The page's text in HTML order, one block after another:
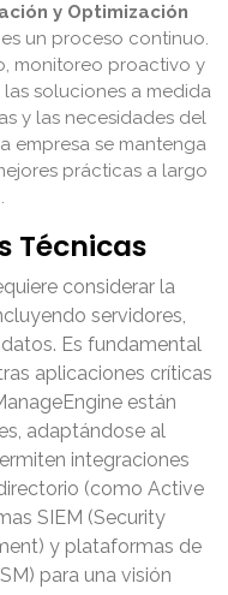
y Optimización
un proceso continuo.
monitoreo proactivo y
soluciones a medida
y las necesidades del
empresa se mantenga
prácticas a largo
Técnicas
considerar la
servidores,
Es fundamental
aplicaciones críticas
están
adaptándose al
integraciones
(como Active
SIEM (Security
y plataformas de
para una visión